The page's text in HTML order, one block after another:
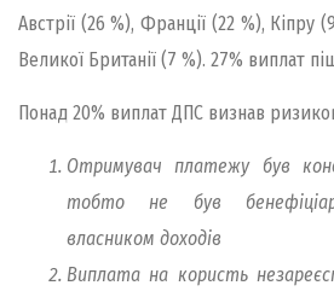
Австрії (26 %), Франції (22 %), Кіпру
Великої Британії (7 %). 27% виплат
Понад 20% виплат ДПС визнав
Отримувач платежу був
тобто не був
власником доходів
Виплата на користь